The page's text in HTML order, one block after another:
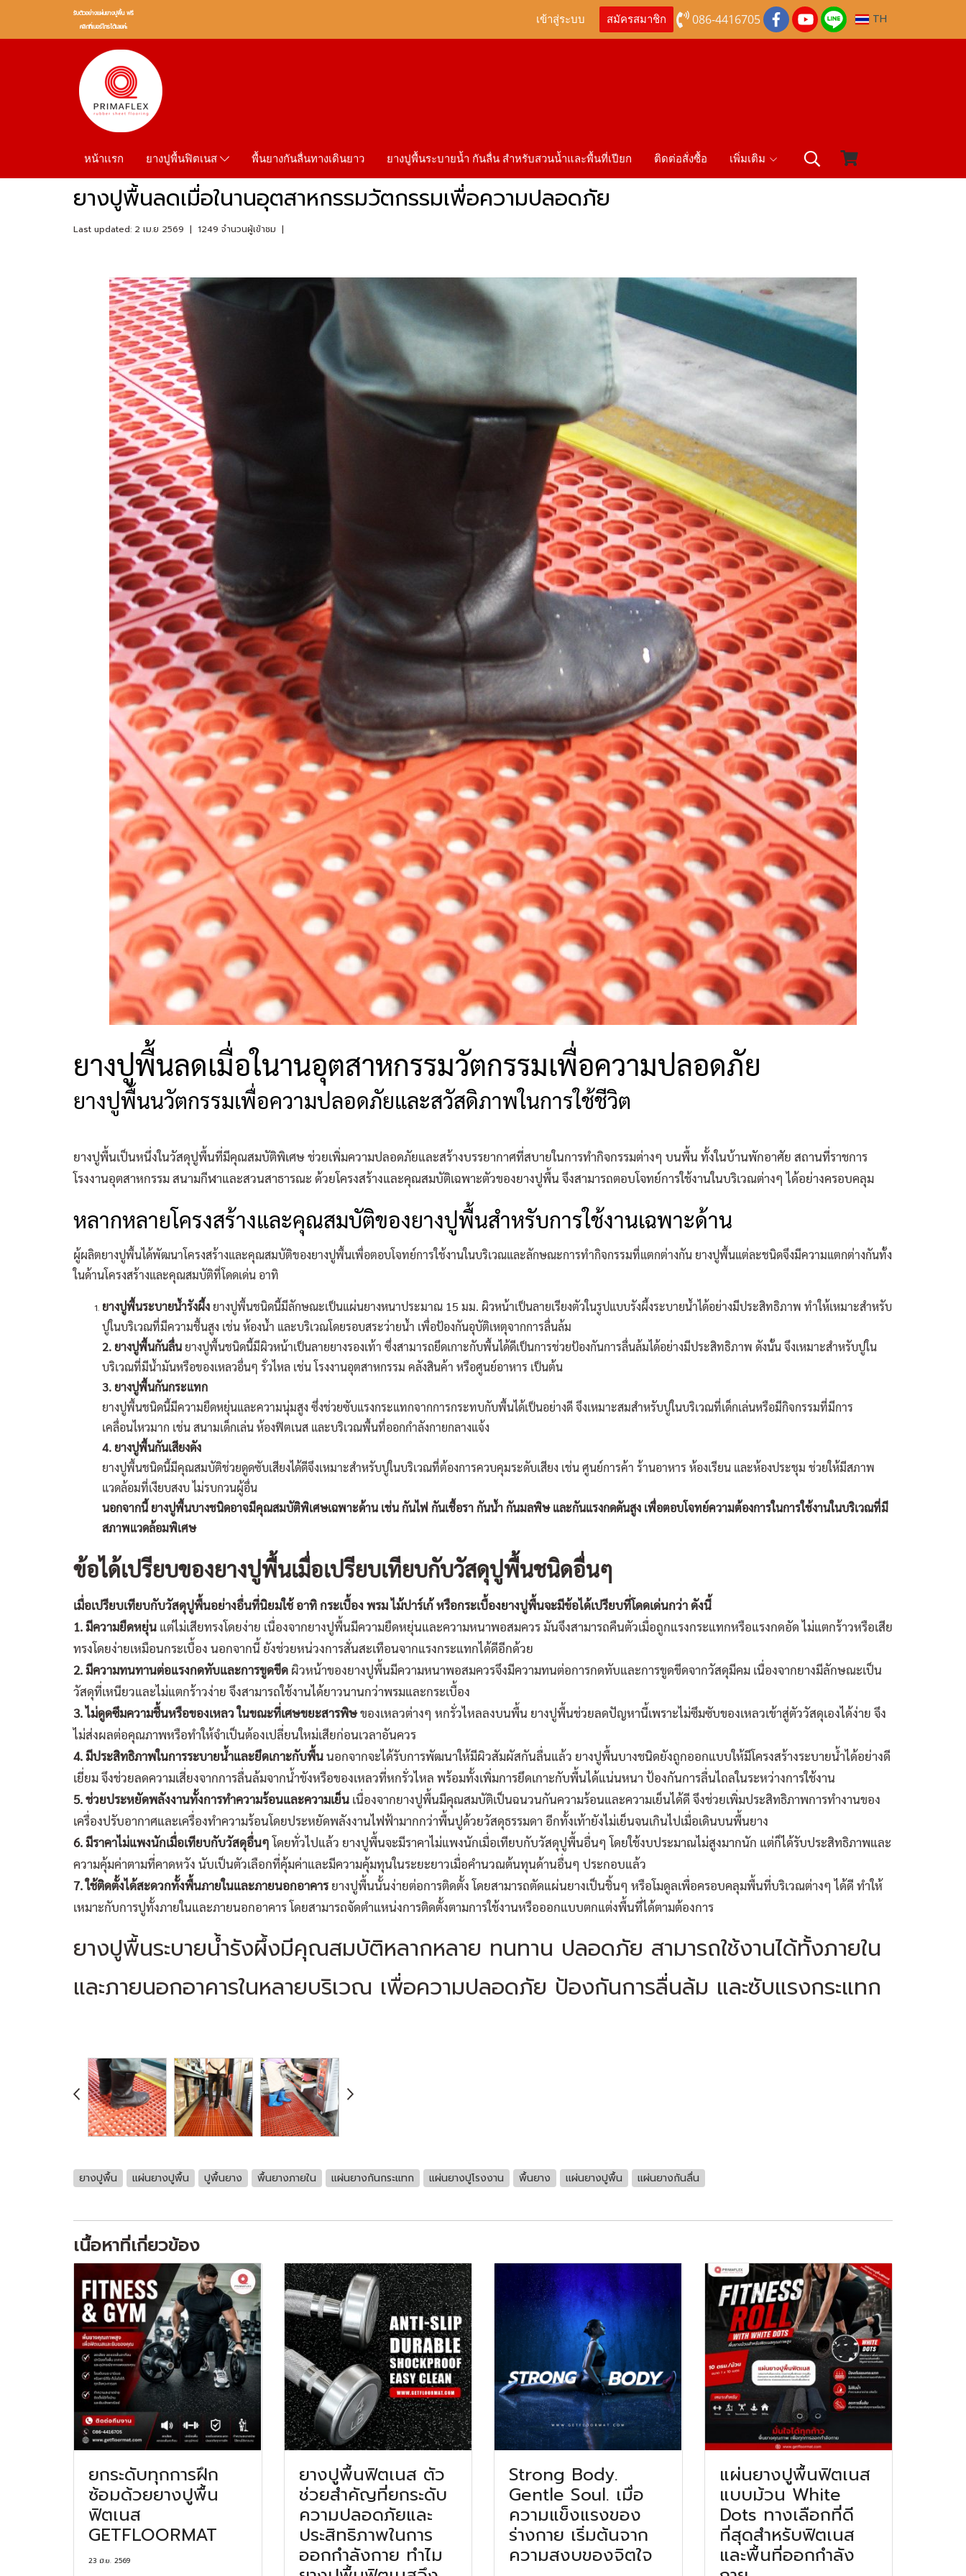
รับตัวอย่างเเผ่นยางปูพื้น ฟรี
คลิกที่เบอร์โทรได้เลยค่ะ
เข้าสู่ระบบ สมัครสมาชิก 086-4416705 TH
หน้าเเรก ยางปูพื้นฟิตเนส พื้นยางกันลื่นทางเดินยาว ยางปูพื้นระบายน้ำ กันลื่น สำหรับสวนน้ำและพื้นที่เปียก ติดต่อสั่งซื้อ เพิ่มเติม
ยางปูพื้นลดเมื่อในานอุตสาหกรรมวัตกรรมเพื่อความปลอดภัย
Last updated: 2 เม.ย 2569 | 1249 จำนวนผู้เข้าชม |
ยางปูพื้นลดเมื่อในานอุตสาหกรรมวัตกรรมเพื่อความปลอดภัย
ยางปูพื้นนวัตกรรมเพื่อความปลอดภัยและสวัสดิภาพในการใช้ชีวิต
ยางปูพื้นเป็นหนึ่งในวัสดุปูพื้นที่มีคุณสมบัติพิเศษ ช่วยเพิ่มความปลอดภัยและสร้างบรรยากาศที่สบายในการทำกิจกรรมต่างๆ บนพื้น ทั้งในบ้านพักอาศัย สถานที่ราชการ
โรงงานอุตสาหกรรม สนามกีฬาและสวนสาธารณะ ด้วยโครงสร้างและคุณสมบัติเฉพาะตัวของยางปูพื้น จึงสามารถตอบโจทย์การใช้งานในบริเวณต่างๆ ได้อย่างครอบคลุม
หลากหลายโครงสร้างและคุณสมบัติของยางปูพื้นสำหรับการใช้งานเฉพาะด้าน
ผู้ผลิตยางปูพื้นได้พัฒนาโครงสร้างและคุณสมบัติของยางปูพื้นเพื่อตอบโจทย์การใช้งานในบริเวณและลักษณะการทำกิจกรรมที่แตกต่างกัน ยางปูพื้นแต่ละชนิดจึงมีความแตกต่างกันทั้ง
ในด้านโครงสร้างและคุณสมบัติที่โดดเด่น อาทิ
ยางปูพื้นระบายน้ำรังผึ้งยางปูพื้นชนิดนี้มีลักษณะเป็นแผ่นยางหนาประมาณ 15 มม. ผิวหน้าเป็นลายเรียงตัวในรูปแบบรังผึ้งระบายน้ำได้อย่างมีประสิทธิภาพ ทำให้เหมาะสำหรับ
ปูในบริเวณที่มีความชื้นสูง เช่น ห้องน้ำ และบริเวณโดยรอบสระว่ายน้ำ เพื่อป้องกันอุบัติเหตุจากการลื่นล้ม
2. ยางปูพื้นกันลื่นยางปูพื้นชนิดนี้มีผิวหน้าเป็นลายยางรองเท้า ซึ่งสามารถยึดเกาะกับพื้นได้ดีเป็นการช่วยป้องกันการลื่นล้มได้อย่างมีประสิทธิภาพ ดังนั้น จึงเหมาะสำหรับปูใน
บริเวณที่มีน้ำมันหรือของเหลวอื่นๆ รั่วไหล เช่น โรงงานอุตสาหกรรม คลังสินค้า หรือศูนย์อาหาร เป็นต้น
3. ยางปูพื้นกันกระแทก
ยางปูพื้นชนิดนี้มีความยืดหยุ่นและความนุ่มสูง ซึ่งช่วยซับแรงกระแทกจากการกระทบกับพื้นได้เป็นอย่างดี จึงเหมาะสมสำหรับปูในบริเวณที่เด็กเล่นหรือมีกิจกรรมที่มีการ
เคลื่อนไหวมาก เช่น สนามเด็กเล่น ห้องฟิตเนส และบริเวณพื้นที่ออกกำลังกายกลางแจ้ง
4. ยางปูพื้นกันเสียงดัง
ยางปูพื้นชนิดนี้มีคุณสมบัติช่วยดูดซับเสียงได้ดีจึงเหมาะสำหรับปูในบริเวณที่ต้องการควบคุมระดับเสียง เช่น ศูนย์การค้า ร้านอาหาร ห้องเรียน และห้องประชุม ช่วยให้มีสภาพ
แวดล้อมที่เงียบสงบ ไม่รบกวนผู้อื่น
นอกจากนี้ ยางปูพื้นบางชนิดอาจมีคุณสมบัติพิเศษเฉพาะด้าน เช่น กันไฟ กันเชื้อรา กันน้ำ กันมลพิษ และกันแรงกดดันสูง เพื่อตอบโจทย์ความต้องการในการใช้งานในบริเวณที่มี
สภาพแวดล้อมพิเศษ
ข้อได้เปรียบของยางปูพื้นเมื่อเปรียบเทียบกับวัสดุปูพื้นชนิดอื่นๆ
เมื่อเปรียบเทียบกับวัสดุปูพื้นอย่างอื่นที่นิยมใช้ อาทิ กระเบื้อง พรม ไม้ปาร์เก้ หรือกระเบื้องยางปูพื้นจะมีข้อได้เปรียบที่โดดเด่นกว่า ดังนี้
1. มีความยืดหยุ่น แต่ไม่เสียทรงโดยง่าย เนื่องจากยางปูพื้นมีความยืดหยุ่นและความหนาพอสมควร มันจึงสามารถคืนตัวเมื่อถูกแรงกระแทกหรือแรงกดอัด ไม่แตกร้าวหรือเสีย
ทรงโดยง่ายเหมือนกระเบื้อง นอกจากนี้ ยังช่วยหน่วงการสั่นสะเทือนจากแรงกระแทกได้ดีอีกด้วย
2. มีความทนทานต่อแรงกดทับและการขูดขีด ผิวหน้าของยางปูพื้นมีความหนาพอสมควรจึงมีความทนต่อการกดทับและการขูดขีดจากวัสดุมีคม เนื่องจากยางมีลักษณะเป็น
วัสดุที่เหนียวและไม่แตกร้าวง่าย จึงสามารถใช้งานได้ยาวนานกว่าพรมและกระเบื้อง
3. ไม่ดูดซึมความชื้นหรือของเหลว ในขณะที่เศษขยะสารพิษของเหลวต่างๆ หกรั่วไหลลงบนพื้น ยางปูพื้นช่วยลดปัญหานี้เพราะไม่ซึมซับของเหลวเข้าสู่ตัววัสดุเองได้ง่าย จึง
ไม่ส่งผลต่อคุณภาพหรือทำให้จำเป็นต้องเปลี่ยนใหม่เสียก่อนเวลาอันควร
4. มีประสิทธิภาพในการระบายน้ำและยึดเกาะกับพื้นนอกจากจะได้รับการพัฒนาให้มีผิวสัมผัสกันลื่นแล้ว ยางปูพื้นบางชนิดยังถูกออกแบบให้มีโครงสร้างระบายน้ำได้อย่างดี
เยี่ยม จึงช่วยลดความเสี่ยงจากการลื่นล้มจากน้ำขังหรือของเหลวที่หกรั่วไหล พร้อมทั้งเพิ่มการยึดเกาะกับพื้นได้แน่นหนา ป้องกันการลื่นไถลในระหว่างการใช้งาน
5. ช่วยประหยัดพลังงานทั้งการทำความร้อนและความเย็น เนื่องจากยางปูพื้นมีคุณสมบัติเป็นฉนวนกันความร้อนและความเย็นได้ดี จึงช่วยเพิ่มประสิทธิภาพการทำงานของ
เครื่องปรับอากาศและเครื่องทำความร้อนโดยประหยัดพลังงานไฟฟ้ามากกว่าพื้นปูด้วยวัสดุธรรมดา อีกทั้งเท้ายังไม่เย็นจนเกินไปเมื่อเดินบนพื้นยาง
6. มีราคาไม่แพงนักเมื่อเทียบกับวัสดุอื่นๆโดยทั่วไปแล้ว ยางปูพื้นจะมีราคาไม่แพงนักเมื่อเทียบกับวัสดุปูพื้นอื่นๆ โดยใช้งบประมาณไม่สูงมากนัก แต่ก็ได้รับประสิทธิภาพและ
ความคุ้มค่าตามที่คาดหวัง นับเป็นตัวเลือกที่คุ้มค่าและมีความคุ้มทุนในระยะยาวเมื่อคำนวณต้นทุนด้านอื่นๆ ประกอบแล้ว
7. ใช้ติดตั้งได้สะดวกทั้งพื้นภายในและภายนอกอาคารยางปูพื้นนั้นง่ายต่อการติดตั้ง โดยสามารถตัดแผ่นยางเป็นชิ้นๆ หรือโมดูลเพื่อครอบคลุมพื้นที่บริเวณต่างๆ ได้ดี ทำให้
เหมาะกับการปูทั้งภายในและภายนอกอาคาร โดยสามารถจัดตำแหน่งการติดตั้งตามการใช้งานหรือออกแบบตกแต่งพื้นที่ได้ตามต้องการ
ยางปูพื้นระบายน้ำรังผึ้งมีคุณสมบัติหลากหลาย ทนทาน ปลอดภัย สามารถใช้งานได้ทั้งภายใน
และภายนอกอาคารในหลายบริเวณ เพื่อความปลอดภัย ป้องกันการลื่นล้ม และซับแรงกระแทก
ยางปูพื้น แผ่นยางปูพื้น ปูพื้นยาง พื้นยางภายใน แผ่นยางกันกระแทก แผ่นยางปูโรงงาน พื้นยาง เเผ่นยางปูพื้น เเผ่นยางกันลื่น
เนื้อหาที่เกี่ยวข้อง
ยกระดับทุกการฝึก
ซ้อมด้วยยางปูพื้น
ฟิตเนส
GETFLOORMAT
23 มิ.ย. 2569
ยางปูพื้นฟิตเนส ตัว
ช่วยสำคัญที่ยกระดับ
ความปลอดภัยและ
ประสิทธิภาพในการ
ออกกำลังกาย ทำไม
Strong Body.
Gentle Soul. เมื่อ
ความแข็งแรงของ
ร่างกาย เริ่มต้นจาก
ความสงบของจิตใจ
แผ่นยางปูพื้นฟิตเนส
แบบม้วน White
Dots ทางเลือกที่ดี
ที่สุดสำหรับฟิตเนส
และพื้นที่ออกกำลัง